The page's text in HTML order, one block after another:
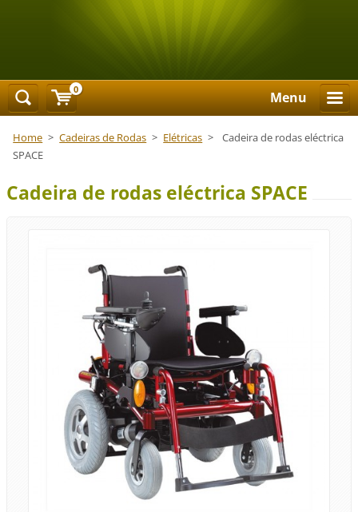
Menu
Home > Cadeiras de Rodas > Elétricas >
Cadeira de rodas eléctrica
SPACE
Cadeira de rodas eléctrica SPACE
0